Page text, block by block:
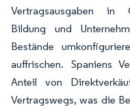
Vertragsausgaben in
Bildung und
Bestände
auffrischen. Spaniens
Anteil von
Vertragswegs, was die